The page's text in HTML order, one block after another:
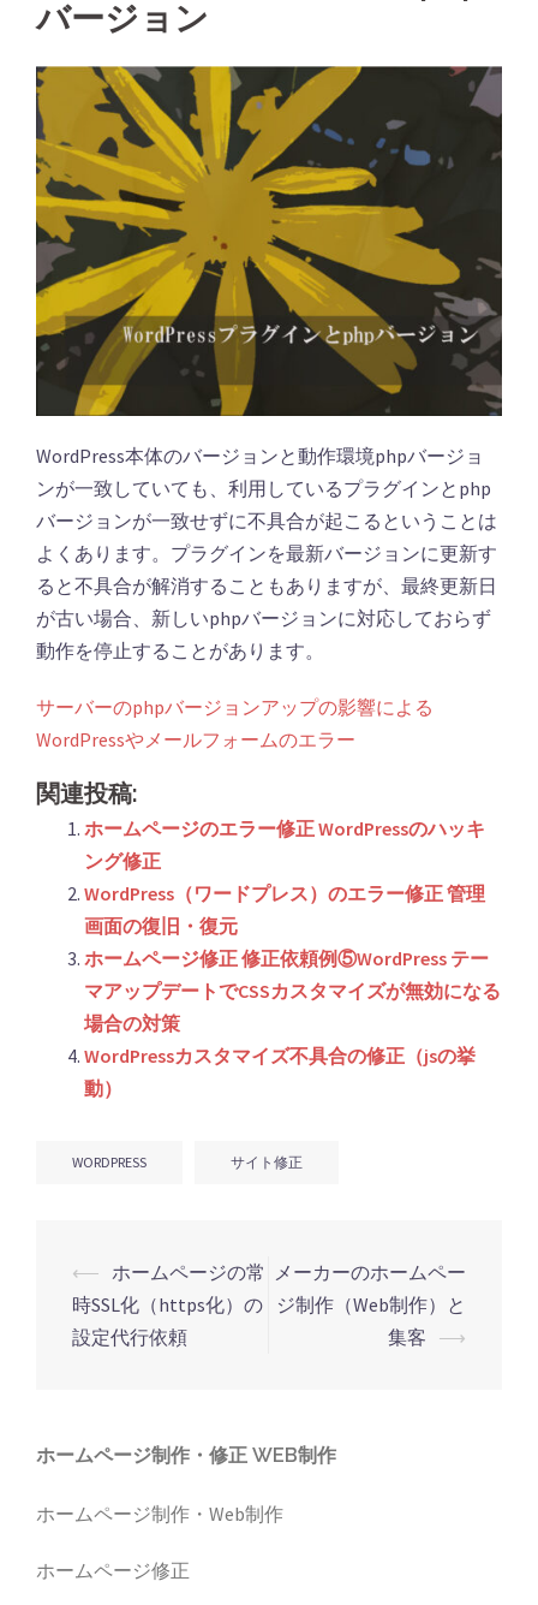
バージョン
WordPress本体のバージョンと動作環境phpバージョ
ンが一致していても、利用しているプラグインとphp
バージョンが一致せずに不具合が起こるということは
よくあります。プラグインを最新バージョンに更新す
ると不具合が解消することもありますが、最終更新日
が古い場合、新しいphpバージョンに対応しておらず
動作を停止することがあります。
サーバーのphpバージョンアップの影響による
WordPressやメールフォームのエラー
関連投稿:
ホームページのエラー修正 WordPressのハッキ
ング修正
WordPress（ワードプレス）のエラー修正 管理
画面の復旧・復元
ホームページ修正 修正依頼例⑤WordPress テー
マアップデートでCSSカスタマイズが無効になる
場合の対策
WordPressカスタマイズ不具合の修正（jsの挙
動）
WORDPRESS サイト修正
投
稿
ナ
ー
ョ
ン
⟵ ホームページの常
時SSL化（https化）の
設定代行依頼
メーカーのホームペー
ジ制作（Web制作）と
集客 ⟶
ホームページ制作・修正 WEB制作
ホームページ制作・Web制作
ホームページ修正